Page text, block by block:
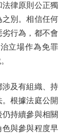
律原則公正獨
別。相信任何
行為，都不會
立場作為免罪
及有組織、持
根據法庭公開
持續參與相關
與參與程度早